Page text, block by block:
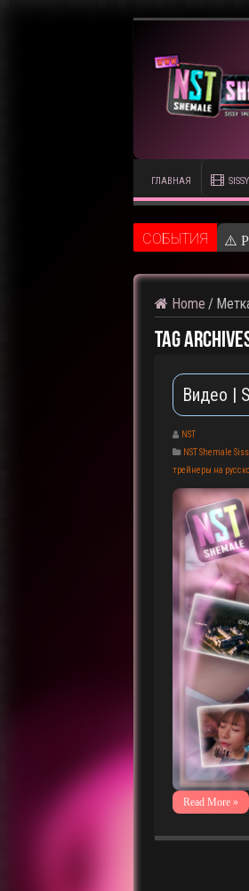
ГЛАВНАЯ
CОБЫТИЯ ⚠️
Home /
Tag
Видео |
NST
NST Shemale
трейнеры на
Read More »